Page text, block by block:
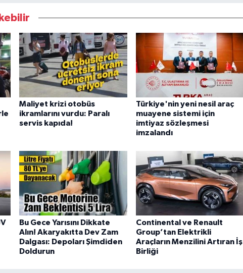
Maliyet krizi otobüs
ikramlarını vurdu: Paralı
servis kapıda!
Türkiye'nin yeni nesil araç
muayene sistemi için
imtiyaz sözleşmesi
imzalandı
Bu Gece Yarısını Dikkate
Alın! Akaryakıtta Dev Zam
Dalgası: Depoları Şimdiden
Doldurun
Continental ve Renault
Group’tan Elektrikli
Araçların Menzilini Artıran İş
Birliği